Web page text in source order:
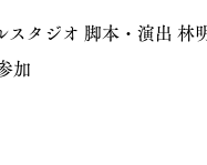
スタジオ 脚本・演出 林
加